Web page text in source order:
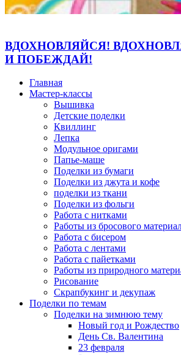
ВДОХНОВЛЯЙСЯ!
И ПОБЕЖДАЙ!
Главная
Мастер-классы
Вышивка
Детские поделки
Квиллинг
Лепка
Модульное оригами
Папье-маше
Поделки из бумаги
Поделки из джута и кофе
поделки из ткани
Поделки из фольги
Работа с нитками
Работы из бросового
Работа с бисером
Работа с лентами
Работа с пайетками
Работы из природного
Рисование
Скрапбукинг и декупаж
Поделки по темам
Поделки на зимнюю тему
Новый год и Рождество
День Св. Валентина
23 февраля